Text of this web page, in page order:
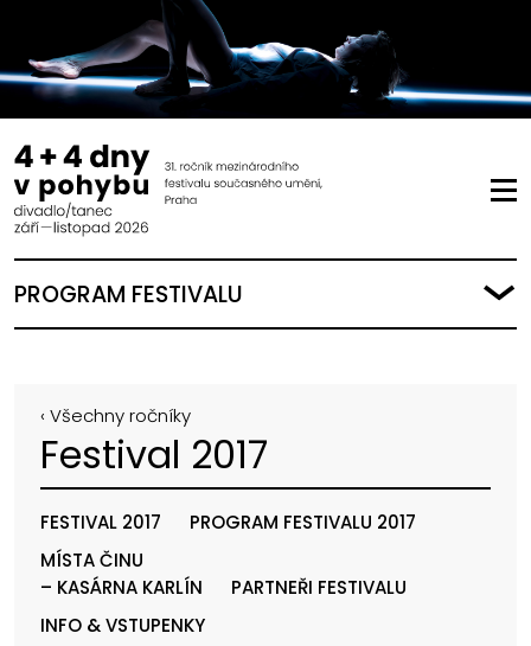
PROGRAM FESTIVALU
‹ Všechny ročníky
Festival 2017
FESTIVAL 2017
PROGRAM FESTIVALU 2017
MÍSTA ČINU
– KASÁRNA KARLÍN
PARTNEŘI FESTIVALU
INFO & VSTUPENKY